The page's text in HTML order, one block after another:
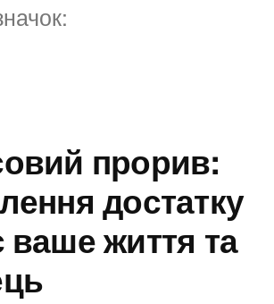
прорив:
достатку
ваше життя та